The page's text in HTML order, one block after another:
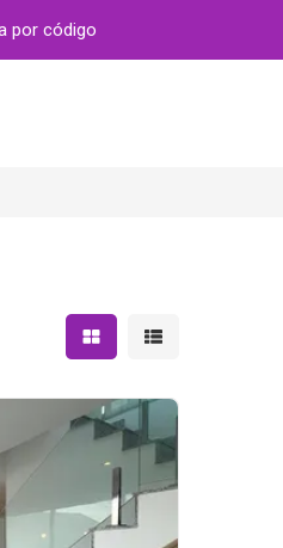
Mostrar resultados em
Mostrar